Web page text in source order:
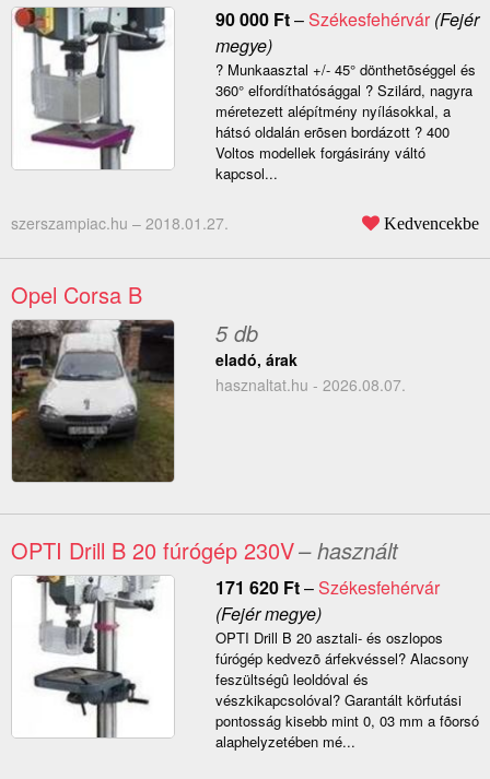
90 000 Ft–Székesfehérvár(Fejér
megye)
? Munkaasztal +/- 45° dönthetõséggel és
360° elfordíthatósággal ? Szilárd, nagyra
méretezett alépítmény nyílásokkal, a
hátsó oldalán erõsen bordázott ? 400
Voltos modellek forgásirány váltó
kapcsol...
szerszampiac.hu – 2018.01.27. Kedvencekbe
Opel Corsa B
5 db
eladó, árak
hasznaltat.hu - 2026.08.07.
OPTI Drill B 20 fúrógép 230V– használt
171 620 Ft–Székesfehérvár
(Fejér megye)
OPTI Drill B 20 asztali- és oszlopos
fúrógép kedvezõ árfekvéssel? Alacsony
feszültségû leoldóval és
vészkikapcsolóval? Garantált körfutási
pontosság kisebb mint 0, 03 mm a fõorsó
alaphelyzetében mé...